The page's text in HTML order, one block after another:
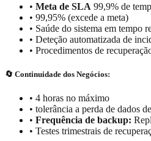
• Meta de SLA 99,9% de
• 99,95% (excede a meta)
• Saúde do sistema em tempo
• Deteção automatizada de
• Procedimentos de
🔄 Continuidade dos Negócios:
• 4 horas no máximo
• tolerância a perda de dados
• Frequência de backup:
• Testes trimestrais de